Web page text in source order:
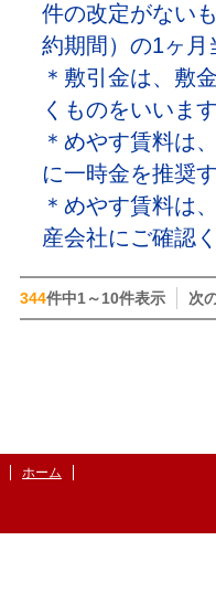
件の改定がない
約期間）の1ヶ
＊敷引金は、敷
くものをいいま
＊めやす賃料は
に一時金を推奨
＊めやす賃料は
産会社にご確認
344件中1～10件表示 次
ホーム